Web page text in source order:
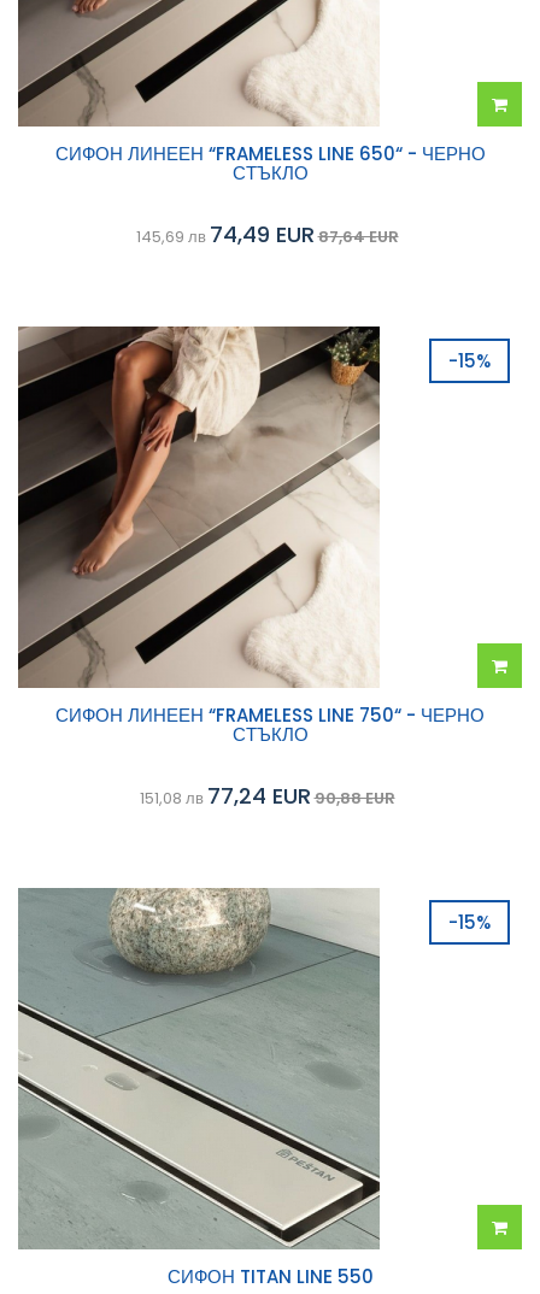
СИФОН ЛИНЕЕН “FRAMELESS LINE 650“ - ЧЕРНО
СТЪКЛО
145,69 лв 74,49 EUR87,64 EUR
-15%
СИФОН ЛИНЕЕН “FRAMELESS LINE 750“ - ЧЕРНО
СТЪКЛО
151,08 лв 77,24 EUR90,88 EUR
-15%
СИФОН TITAN LINE 550